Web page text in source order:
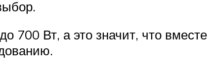
700 Вт, а это значит, что вместе